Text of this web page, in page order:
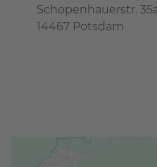
Schopenhauerstr.
14467 Potsdam